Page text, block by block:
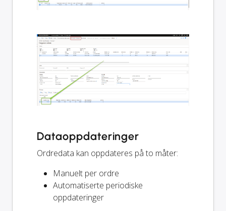
Dataoppdateringer
Ordredata kan oppdateres på to måter:
Manuelt per ordre
Automatiserte periodiske
oppdateringer